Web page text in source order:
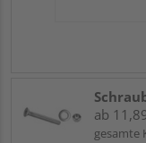
ab
gesamte